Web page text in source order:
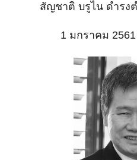
สัญชาติ บรูไน ดำรง
1 มกราคม